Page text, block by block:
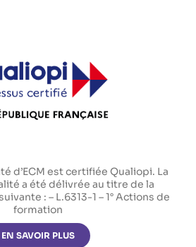
d’ECM est certifiée Qualiopi. La
a été délivrée au titre de la
: – L.6313-1 – 1° Actions de
formation
EN SAVOIR PLUS